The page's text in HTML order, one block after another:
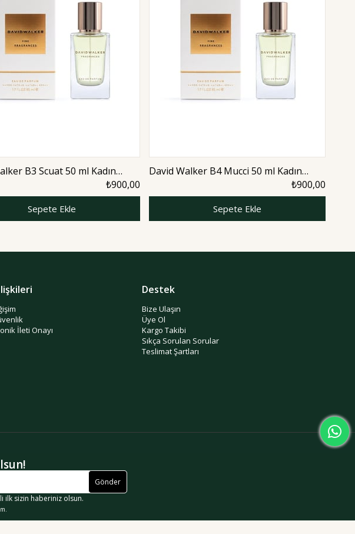
B3 Scuat 50 ml Kadın
₺900,00
Sepete Ekle
David Walker B4 Mucci 50 ml Kadın
₺900,00
Sepete Ekle
İleti Onayı
Destek
Bize Ulaşın
Üye Ol
Kargo Takibi
Sıkça Sorulan Sorular
Teslimat Şartları
ilk sizin haberiniz olsun.
Gönder